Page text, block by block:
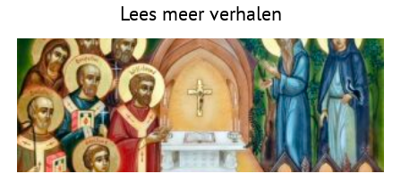
Lees meer verhalen